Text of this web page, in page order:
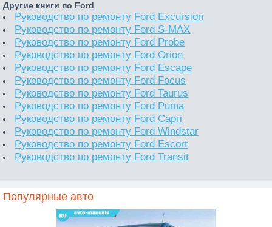
Другие книги по Ford
Руководство по ремонту Ford Excursion
Руководство по ремонту Ford S-MAX
Руководство по ремонту Ford Probe
Руководство по ремонту Ford Orion
Руководство по ремонту Ford Escape
Руководство по ремонту Ford Focus
Руководство по ремонту Ford Taurus
Руководство по ремонту Ford Puma
Руководство по ремонту Ford Capri
Руководство по ремонту Ford Windstar
Руководство по ремонту Ford Escort
Руководство по ремонту Ford Transit
Популярные авто